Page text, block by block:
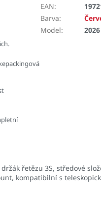
řetězu 3S, středové
kompatibilní s
EAN:
Barva:
Model: 2026